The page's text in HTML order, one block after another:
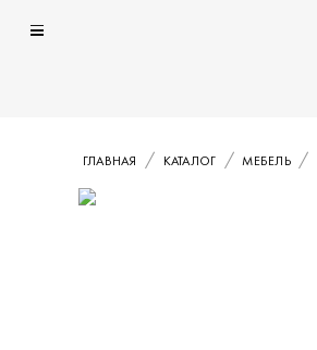
ГЛАВНАЯ КАТАЛОГ МЕБЕЛЬ